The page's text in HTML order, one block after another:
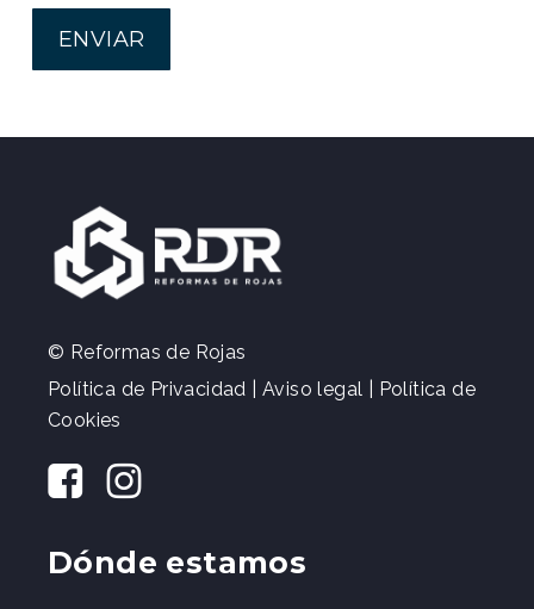
© Reformas de Rojas
Política de Privacidad |Aviso legal
Política de
Cookies
Dónde estamos